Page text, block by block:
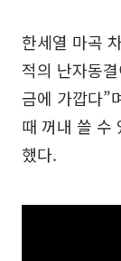
한세열 마곡
적의 난자동
금에 가깝다”
때 꺼내 쓸 수
했다.